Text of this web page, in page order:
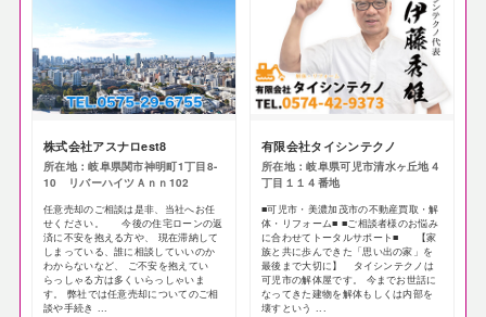
株式会社アスナロest8
所在地：岐阜県関市神明町1丁目8-
10 リバーハイツＡｎｎ102
任意売却のご相談は是非、当社へお任
せください。 今後の住宅ローンの返
済に不安を抱える方や、 現在滞納して
しまっている、誰に相談していいのか
わからないなど、 ご不安を抱えてい
らっしゃる方は多くいらっしゃいま
す。 弊社では任意売却についてのご相
談や手続き ...
有限会社タイシンテクノ
所在地：岐阜県可児市清水ヶ丘地４
丁目１１４番地
■可児市・美濃加茂市の不動産買取・解
体・リフォーム■ ■ご相談者様のお悩み
に合わせてトータルサポート■ 【家
族と共に歩んできた「思い出の家」を
最後まで大切に】 タイシンテクノは
可児市の解体屋です。 今までお世話に
なってきた建物を解体もしくは内部を
壊すという ...